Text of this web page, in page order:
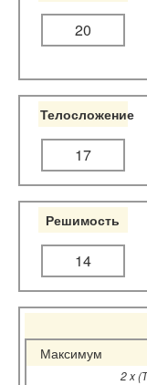
20
Телосложение
17
Решимость
14
Максимум
2 x